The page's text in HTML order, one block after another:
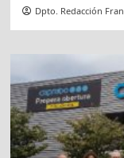
Dpto. Redacción